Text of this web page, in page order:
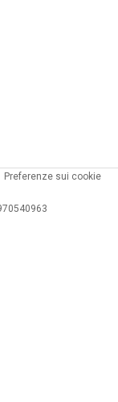
Preferenze sui cookie